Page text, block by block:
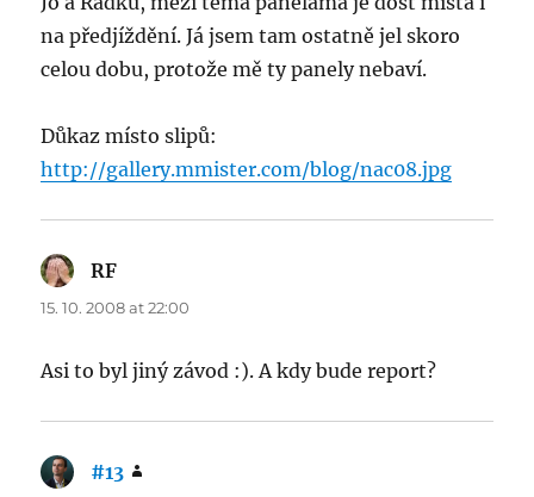
na předjíždění. Já jsem tam ostatně jel skoro
celou dobu, protože mě ty panely nebaví.
Důkaz místo slipů:
http://gallery.mmister.com/blog/nac08.jpg
RF
15. 10. 2008 at 22:00
Asi to byl jiný závod :). A kdy bude report?
#13